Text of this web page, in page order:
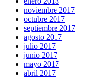
noviembre 2017
octubre 2017
septiembre 2017
agosto 2017
julio 2017
junio 2017
mayo 2017
abril 2017